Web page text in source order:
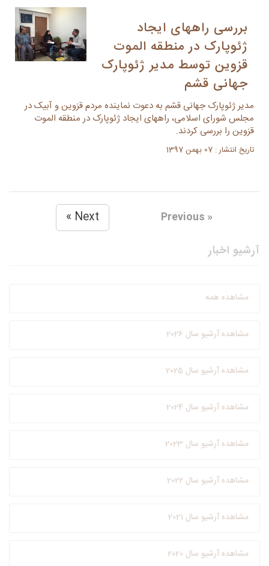
بررسی راههای ایجاد
ژئوپارک در منطقه الموت
قزوین توسط مدیر ژئوپارک
جهانی قشم
مدیر ژئوپارک جهانی قشم به دعوت نماینده مردم قزوین و آبیک در
مجلس شورای اسلامی، راههای ایجاد ژئوپارک در منطقه الموت
قزوین را بررسی کردند.
تاریخ انتشار : 07 بهمن 1397
« Previous
Next »
آرشیو اخبار
مشاهده همه
مشاهده آرشیو سال 2026
مشاهده آرشیو سال 2025
مشاهده آرشیو سال 2024
مشاهده آرشیو سال 2023
مشاهده آرشیو سال 2022
مشاهده آرشیو سال 2021
مشاهده آرشیو سال 2020